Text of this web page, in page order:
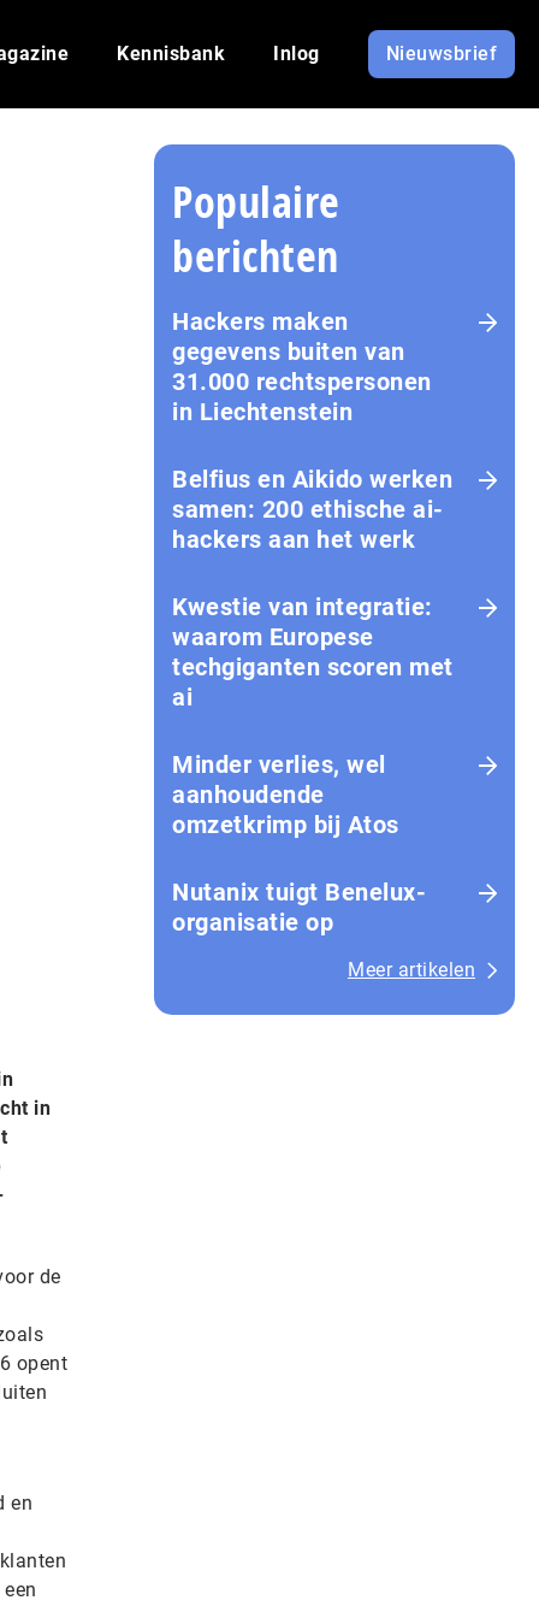
Kennisbank Inlog Nieuwsbrief
in
de
opent
en
Populaire
berichten
Hackers maken
gegevens buiten van
31.000 rechtspersonen
in Liechtenstein
Belfius en Aikido werken
samen: 200 ethische ai-
hackers aan het werk
Kwestie van integratie:
waarom Europese
techgiganten scoren met
ai
Minder verlies, wel
aanhoudende
omzetkrimp bij Atos
Nutanix tuigt Benelux-
organisatie op
Meer artikelen